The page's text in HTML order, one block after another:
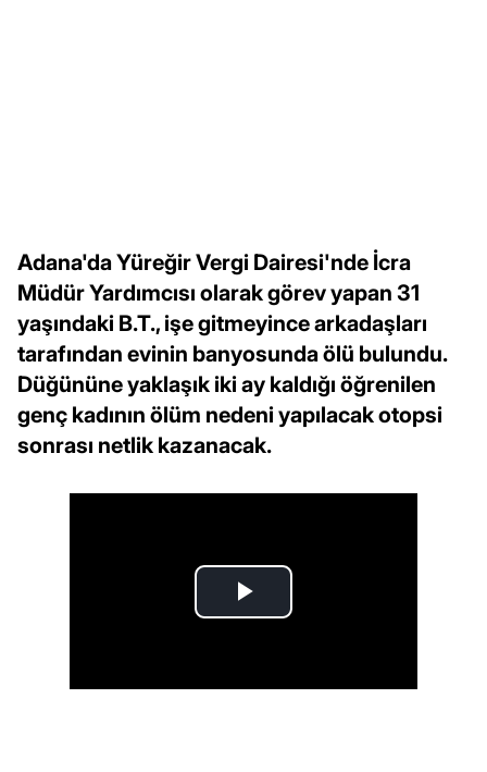
Adana'da Yüreğir Vergi Dairesi'nde İcra
Müdür Yardımcısı olarak görev yapan 31
yaşındaki B.T., işe gitmeyince arkadaşları
tarafından evinin banyosunda ölü bulundu.
Düğününe yaklaşık iki ay kaldığı öğrenilen
genç kadının ölüm nedeni yapılacak otopsi
sonrası netlik kazanacak.